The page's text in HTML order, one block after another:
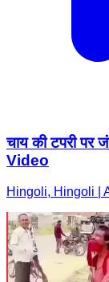
चाय की टपरी पर
Video
Hingoli, Hingoli |